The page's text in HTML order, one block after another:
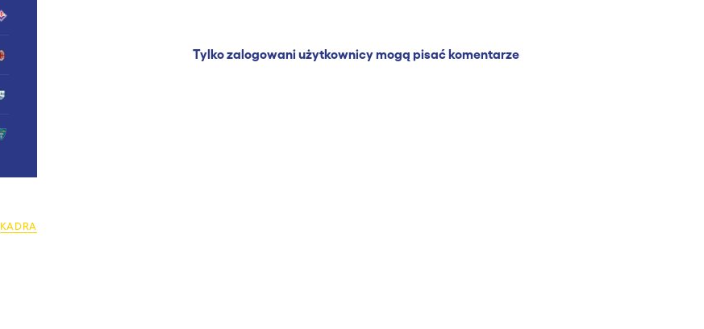
KADRA
Tylko zalogowani użytkownicy mogą pisać komentarze